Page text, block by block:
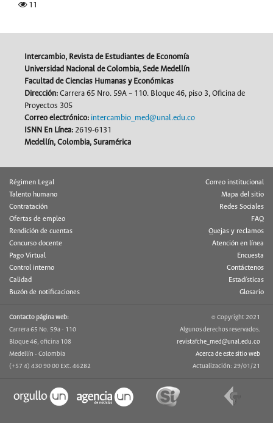
11
Intercambio, Revista de Estudiantes de Economía
Universidad Nacional de Colombia, Sede Medellín
Facultad de Ciencias Humanas y Económicas
Dirección: Carrera 65 Nro. 59A – 110. Bloque 46, piso 3, Oficina de
Proyectos 305
Correo electrónico: intercambio_med@unal.edu.co
ISNN En Línea: 2619-6131
Medellín, Colombia, Suramérica
Régimen Legal
Talento humano
Contratación
Ofertas de empleo
Rendición de cuentas
Concurso docente
Pago Virtual
Control interno
Calidad
Buzón de notificaciones
Correo institucional
Mapa del sitio
Redes Sociales
FAQ
Quejas y reclamos
Atención en línea
Encuesta
Contáctenos
Estadísticas
Glosario
Contacto página web:
Carrera 65 No. 59a - 110
Bloque 46, oficina 108
Medellín - Colombia
(+57 4) 430 90 00 Ext. 46282
© Copyright 2021
Algunos derechos reservados.
revistafche_med@unal.edu.co
Acerca de este sitio web
Actualización: 29/01/21